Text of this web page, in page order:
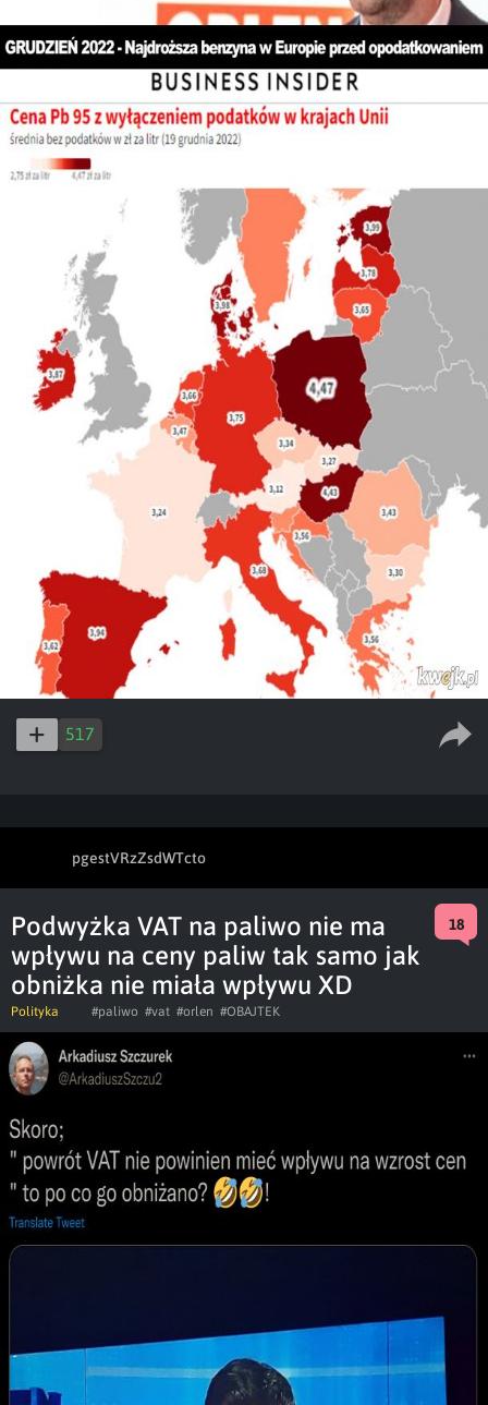
517
pgestVRzZsdWTcto
Podwyżka VAT na paliwo nie ma
wpływu na ceny paliw tak samo jak
obniżka nie miała wpływu XD
18
Polityka #paliwo #vat #orlen #OBAJTEK